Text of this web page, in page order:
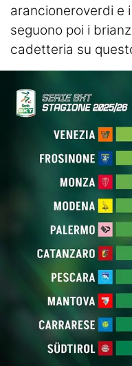
arancioneroverdi e
seguono poi i
cadetteria su